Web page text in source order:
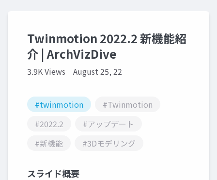
Twinmotion 2022.2 新機能紹
介 | ArchVizDive
3.9K Views August 25, 22
#twinmotion
#Twinmotion
#2022.2
#アップデート
#新機能
#3Dモデリング
スライド概要